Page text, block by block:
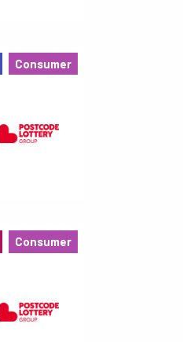
Consumer
Consumer